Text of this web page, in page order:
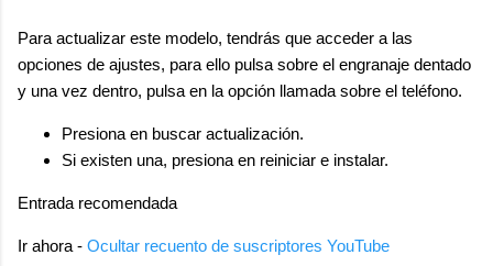
Para actualizar este modelo, tendrás que acceder a las
opciones de ajustes, para ello pulsa sobre el engranaje dentado
y una vez dentro, pulsa en la opción llamada sobre el teléfono.
Presiona en buscar actualización.
Si existen una, presiona en reiniciar e instalar.
Entrada recomendada
Ir ahora - Ocultar recuento de suscriptores YouTube